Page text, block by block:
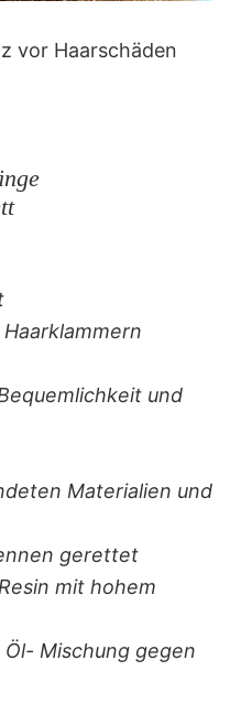
vor Haarschäden
und
Materialien und
gerettet
mit hohem
Mischung gegen